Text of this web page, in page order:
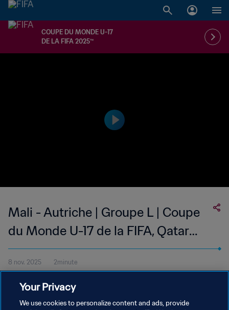
COUPE DU MONDE U-17
DE LA FIFA 2025™
Mali - Autriche | Groupe L | Coupe
du Monde U-17 de la FIFA, Qatar
2025™ | Temps forts
8 nov. 2025 2minute
Regardez les temps forts du match Mali - Autriche disputé à
l’Aspire Zone, Doha le samedi 8 novembre à 16h (heure locale).
Your Privacy
We use cookies to personalize content and ads, provide